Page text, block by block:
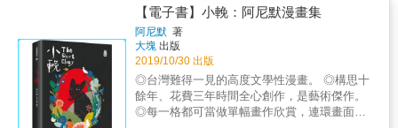
會產生。 很多時候我們只能一個人自己去走，
很多時候也只需要一句話來點破。 當你心煩意
亂的時候， 試著翻開這本書， 你會知道還有人
在意你的人生。
能越來越強大。 & ───｜關於書封設計｜───
本書封面採內封和書衣雙層展現。 & 主視覺，
是淡雅的花草。 上方飄著花與花瓣， 猶似帶著
清新的花草香， 將RING RING 想傳達出的暖
意， 輕輕的、溫溫的撫慰著我們， 彷彿好友低
喃著：I&rsquo;M HERE & 外觀書衣採極簡表
現， 上飄著一朵朵的花，下方「I&rsquo;M
短篇的小故事，用一支筆創造出兩個經典角
色，一個三毛；一個小怪物。她不炫技也不設
計複雜的情節，點點滴滴都是最真實的感受，
跟她的作品一樣，純真誠摯。 《希望你喜歡》
用簡單的情節與筆畫觸動你的心中最柔軟的那
一塊，翻閱之後的感動，帶我們找回曾經的初
心。 本書特色 友情的、愛情的、親情的都可以
最適合送給你最在乎的人 3~99歲適讀 規格：
【電子書】小輓：阿尼默漫畫集
阿尼默 著
大塊 出版
2019/10/30 出版
◎台灣難得一見的高度文學性漫畫。 ◎構思十
餘年、花費三年時間全心創作，是藝術傑作。
◎每一格都可當做單幅畫作欣賞，連環畫面如